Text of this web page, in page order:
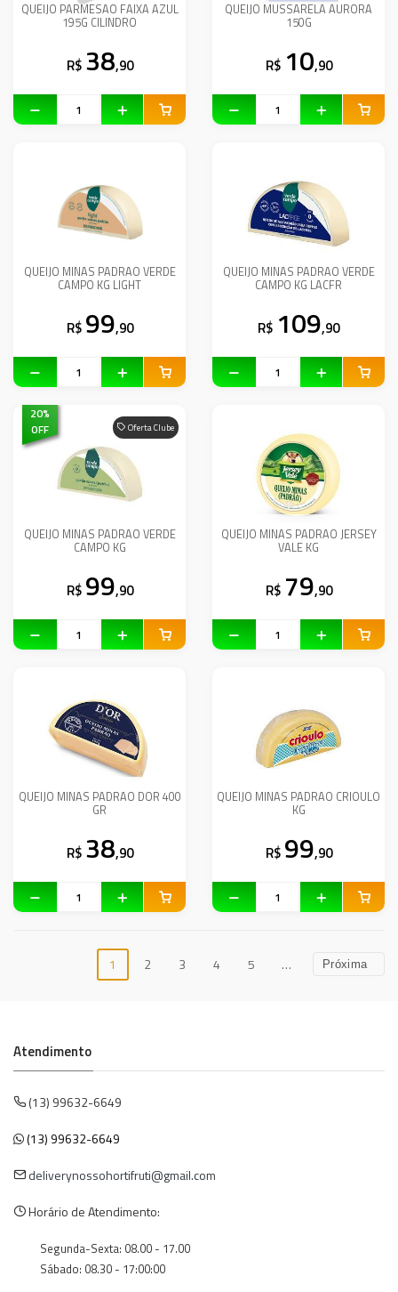
QUEIJO PARMESAO FAIXA AZUL
195G CILINDRO
R$ 38,90
QUEIJO MUSSARELA AURORA
150G
R$ 10,90
QUEIJO MINAS PADRAO VERDE
CAMPO KG LIGHT
R$ 99,90
QUEIJO MINAS PADRAO VERDE
CAMPO KG LACFR
R$ 109,90
Oferta Clube
20%
OFF
QUEIJO MINAS PADRAO VERDE
CAMPO KG
R$ 99,90
QUEIJO MINAS PADRAO JERSEY
VALE KG
R$ 79,90
QUEIJO MINAS PADRAO DOR 400
GR
R$ 38,90
QUEIJO MINAS PADRAO CRIOULO
KG
R$ 99,90
1 2 3 4 5 … Próxima
Atendimento
(13) 99632-6649
(13) 99632-6649
deliverynossohortifruti@gmail.com
Horário de Atendimento:
Segunda-Sexta: 08.00 - 17.00
Sábado: 08.30 - 17:00:00